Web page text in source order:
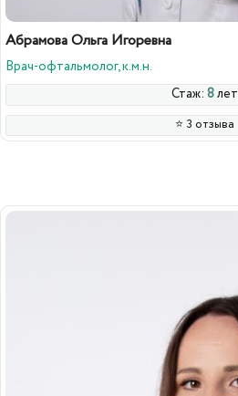
Абрамова Ольга Игоревна
Врач-офтальмолог, к.м.н.
Стаж: 8лет
⭐️ 3 отзыва